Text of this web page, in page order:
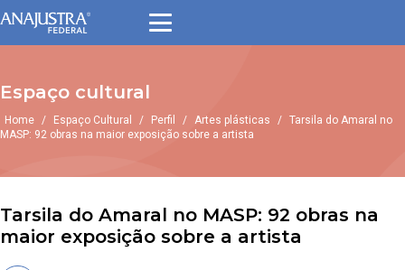
Espaço cultural
Home / Espaço Cultural / Perfil / Artes plásticas / Tarsila do Amaral no
MASP: 92 obras na maior exposição sobre a artista
Tarsila do Amaral no MASP: 92 obras na
maior exposição sobre a artista